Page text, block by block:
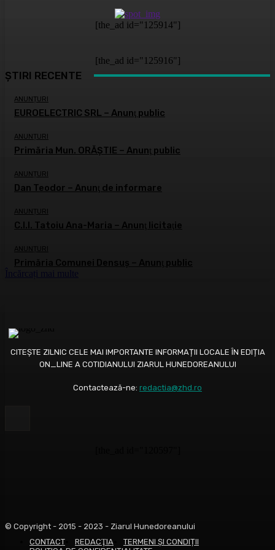
[the_ad id="125914"]
[the_ad id="125916"]
ȘTIRI RECENTE
ANUNȚURI
EUROELECTRIC SRL – Anunţ public
ANUNȚURI
Primăria Mun. ORĂȘTIE – Anunţ public
ANUNȚURI
Dan Teodor – Anunţ de informare
ANUNȚURI
C.I.I. Tatoiu Ana-Maria – Anunţ licitaţie
ANUNȚURI
Primăria Comunei Densuş – Anunţ public
CITEȘTE ZILNIC CELE MAI IMPORTANTE INFORMAȚII LOCALE ÎN EDIȚIA
ON_LINE A COTIDIANULUI ZIARUL HUNEDOREANULUI
Contactează-ne: redactia@zhd.ro
© Copyright - 2015 - 2023 - Ziarul Hunedoreanului
CONTACT
REDACŢIA
TERMENI ȘI CONDIȚII